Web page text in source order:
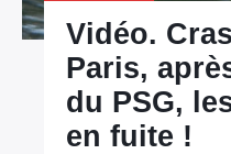
Vidéo.
Paris,
du PSG,
en fuite !